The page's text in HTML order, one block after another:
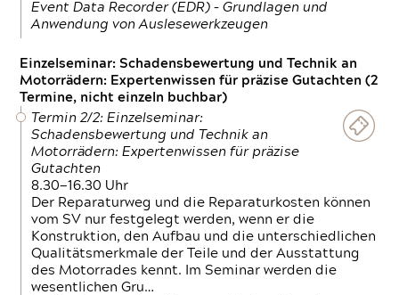
Event Data Recorder (EDR) – Grundlagen und
Anwendung von Auslesewerkzeugen
Einzelseminar: Schadensbewertung und Technik an
Motorrädern: Expertenwissen für präzise Gutachten (2
Termine, nicht einzeln buchbar)
Termin 2/2: Einzelseminar:
Schadensbewertung und Technik an
Motorrädern: Expertenwissen für präzise
Gutachten
8.30—16.30 Uhr
Der Reparaturweg und die Reparaturkosten können
vom SV nur festgelegt werden, wenn er die
Konstruktion, den Aufbau und die unterschiedlichen
Qualitätsmerkmale der Teile und der Ausstattung
des Motorrades kennt. Im Seminar werden die
wesentlichen Gru…